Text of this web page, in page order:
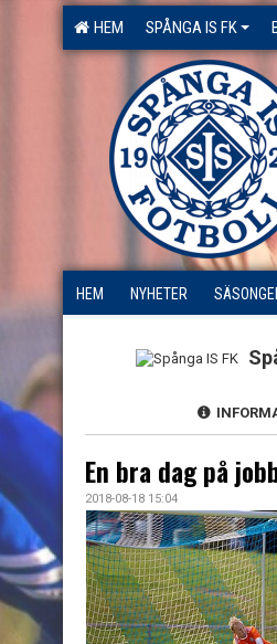
HEM SPÅNGA IS FK
HEM NYHETER
En bra dag på
2018-08-18 15:04